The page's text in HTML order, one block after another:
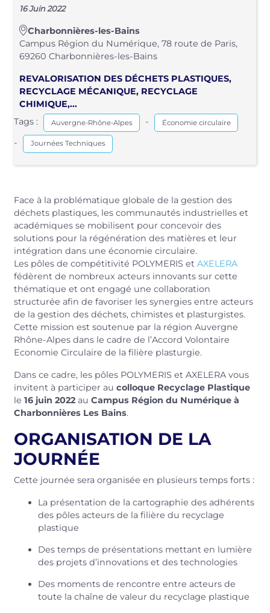
16 Juin 2022
Charbonnières-les-Bains
Campus Région du Numérique, 78 route de Paris,
69260 Charbonnières-les-Bains
REVALORISATION DES DÉCHETS PLASTIQUES,
RECYCLAGE MÉCANIQUE, RECYCLAGE
CHIMIQUE,...
Tags :
Auvergne-Rhône-Alpes - Économie circulaire
- Journées Techniques
Face à la problématique globale de la gestion des
déchets plastiques, les communautés industrielles et
académiques se mobilisent pour concevoir des
solutions pour la régénération des matières et leur
intégration dans une économie circulaire.
Les pôles de compétitivité POLYMERIS et AXELERA
fédèrent de nombreux acteurs innovants sur cette
thématique et ont engagé une collaboration
structurée afin de favoriser les synergies entre acteurs
de la gestion des déchets, chimistes et plasturgistes.
Cette mission est soutenue par la région Auvergne
Rhône-Alpes dans le cadre de l’Accord Volontaire
Economie Circulaire de la filière plasturgie.
Dans ce cadre, les pôles POLYMERIS et AXELERA vous
invitent à participer au colloque Recyclage Plastique
le 16 juin 2022 au Campus Région du Numérique à
Charbonnières Les Bains.
ORGANISATION DE LA
JOURNÉE
Cette journée sera organisée en plusieurs temps forts :
La présentation de la cartographie des adhérents
des pôles acteurs de la filière du recyclage
plastique
Des temps de présentations mettant en lumière
des projets d’innovations et des technologies
Des moments de rencontre entre acteurs de
toute la chaîne de valeur du recyclage plastique